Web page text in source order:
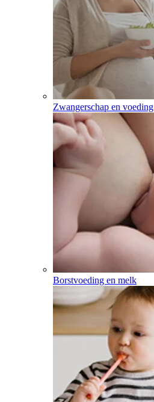
Zwangerschap en voeding
Borstvoeding en melk